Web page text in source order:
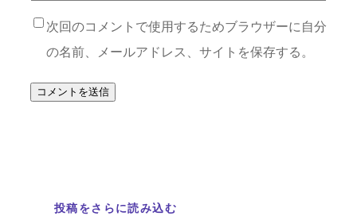
次回のコメントで使用するためブラウザーに自分
の名前、メールアドレス、サイトを保存する。
投稿をさらに読み込む